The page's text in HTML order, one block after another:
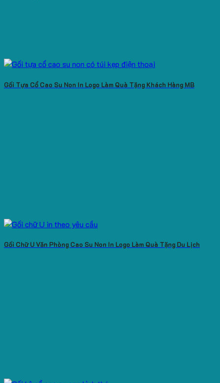
Gối Tựa Cổ Cao Su Non In Logo Làm Quà Tặng Khách Hàng MB
Gối Chữ U Văn Phòng Cao Su Non In Logo Làm Quà Tặng Du Lịch